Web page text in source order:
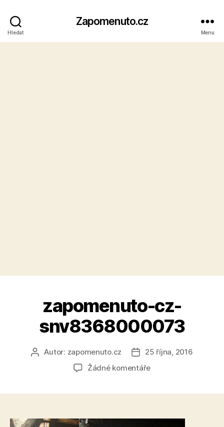
Hledat
Zapomenuto.cz
Menu
zapomenuto-cz-
snv8368000073
AutorAutor: zapomenuto.cz
Datum
příspěvku
25 října, 2016
Žádné komentářeu